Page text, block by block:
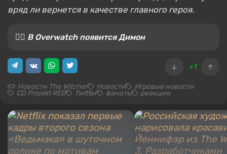
вряд ли вернется в качестве главного героя.
🚵‍♀️ В Overwatch появится Димон
+1
Новости The Witcher Новости Игровые новости
CD Projekt RED Twitter фанаты реакции